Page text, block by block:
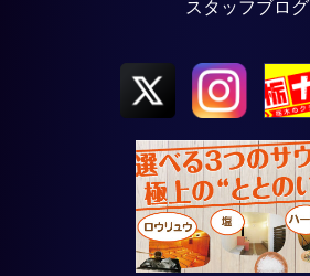
スタッフブログ